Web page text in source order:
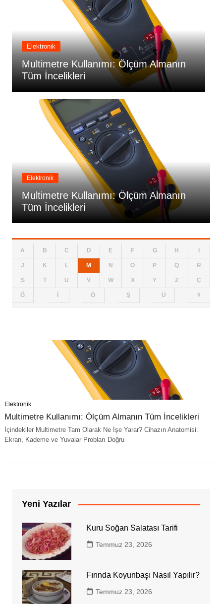
Elektronik
Multimetre Kullanımı: Ölçüm Almanın
Tüm İncelikleri
Elektronik
Multimetre Kullanımı: Ölçüm Almanın
Tüm İncelikleri
A B C D E F G H
J K L M N O P Q R
S T U V W X Y Z Ç
Ğ Ö Ş Ü #
Elektronik
Multimetre Kullanımı: Ölçüm Almanın Tüm İncelikleri
İçindekiler Multimetre Tam Olarak Ne İşe Yarar? Cihazın Anatomisi:
Ekran, Kademe ve Yuvalar Probları Doğru
Yeni Yazılar
Kuru Soğan Salatası Tarifi
Temmuz 23, 2026
Fırında Koyunbaşı Nasıl Yapılır?
Temmuz 23, 2026